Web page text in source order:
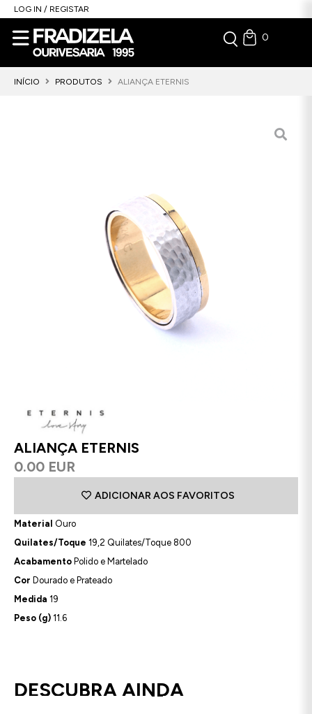
LOG IN / REGISTAR
0
INÍCIO PRODUTOS ALIANÇA ETERNIS
ALIANÇA ETERNIS
0.00 EUR
ADICIONAR AOS FAVORITOS
Material Ouro
Quilates/Toque 19,2 Quilates/Toque 800
Acabamento Polido e Martelado
Cor Dourado e Prateado
Medida 19
Peso (g) 11.6
DESCUBRA AINDA